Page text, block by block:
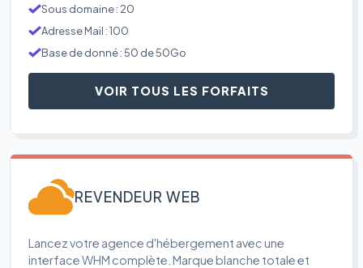
Sous domaine : 20
Adresse Mail : 100
Base de donné : 50 de 50Go
VOIR TOUS LES FORFAITS
REVENDEUR WEB
Lancez votre agence d'hébergement avec une
interface WHM complète. Marque blanche totale et